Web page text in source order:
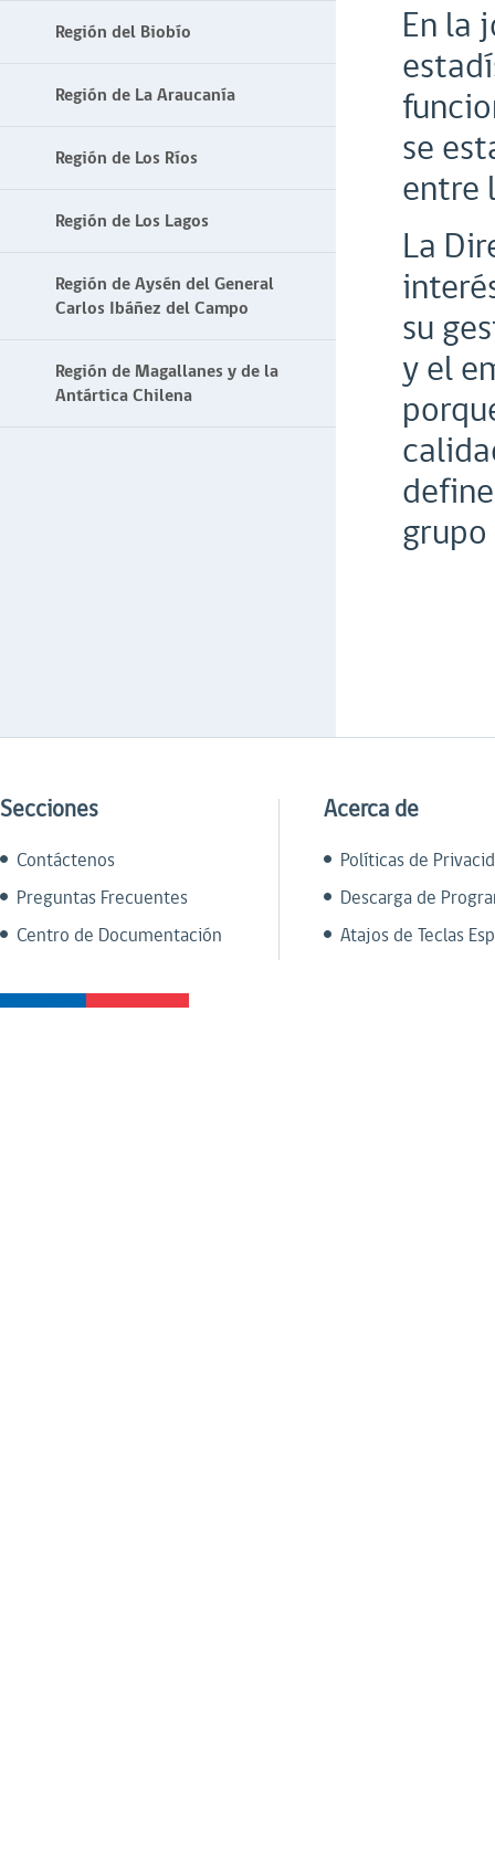
Región del Biobío
Región de La Araucanía
Región de Los Ríos
Región de Los Lagos
Región de Aysén del General
Carlos Ibáñez del Campo
Región de Magallanes y de la
Antártica Chilena
En la
se
entre
La
su
y el
Secciones
Contáctenos
Preguntas Frecuentes
Centro de Documentación
Acerca de
Políticas de
Descarga de
Atajos de Teclas